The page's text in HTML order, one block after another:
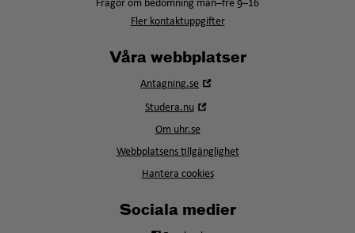
Frågor om bedömning mån–fre 9–16
Fler kontaktuppgifter
Våra webbplatser
Antagning.se
Studera.nu
fönster
Om uhr.se
Webbplatsens tillgänglighet
Hantera cookies
Sociala medier